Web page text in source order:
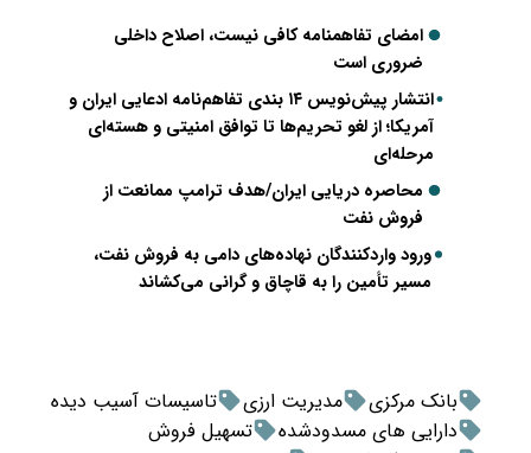
امضای تفاهمنامه کافی نیست، اصلاح داخلی
ضروری است
انتشار پیش‌نویس ۱۴ بندی تفاهم‌نامه ادعایی ایران و
آمریکا؛ از لغو تحریم‌ها تا توافق امنیتی و هسته‌ای
مرحله‌ای
محاصره دریایی ایران/هدف ترامپ ممانعت از
فروش نفت
ورود واردکنندگان نهاده‌های دامی به فروش نفت،
مسیر تأمین را به قاچاق و گرانی می‌کشاند
بانک مرکزی مدیریت ارزی
تاسیسات آسیب دیده
دارایی های مسدودشده
تسهیل فروش